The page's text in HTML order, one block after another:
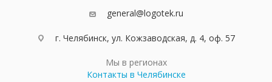
general@logotek.ru
г. Челябинск, ул. Кожзаводская, д. 4, оф. 57
Мы в регионах
Контакты в Челябинске